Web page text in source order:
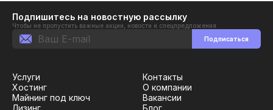
Подпишитесь на новостную рассылку
Чтобы не пропустить важные акции, новости и спецпредложения
Подписаться
Услуги
Хостинг
Майнинг под ключ
Контакты
О компании
Вакансии